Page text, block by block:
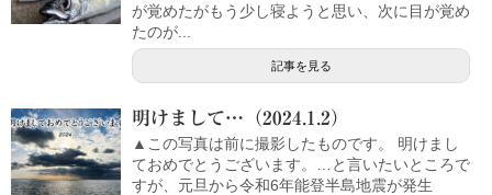
が覚めたがもう少し寝ようと思い、次に目が覚め
たのが...
記事を見る
明けまして…（2024.1.2）
▲この写真は前に撮影したものです。 明けまし
ておめでとうございます。…と言いたいところで
すが、元旦から令和6年能登半島地震が発生